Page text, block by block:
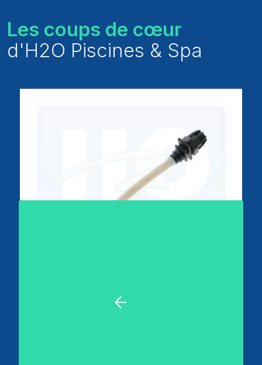
Les coups de cœur
d'H2O Piscines & Spa